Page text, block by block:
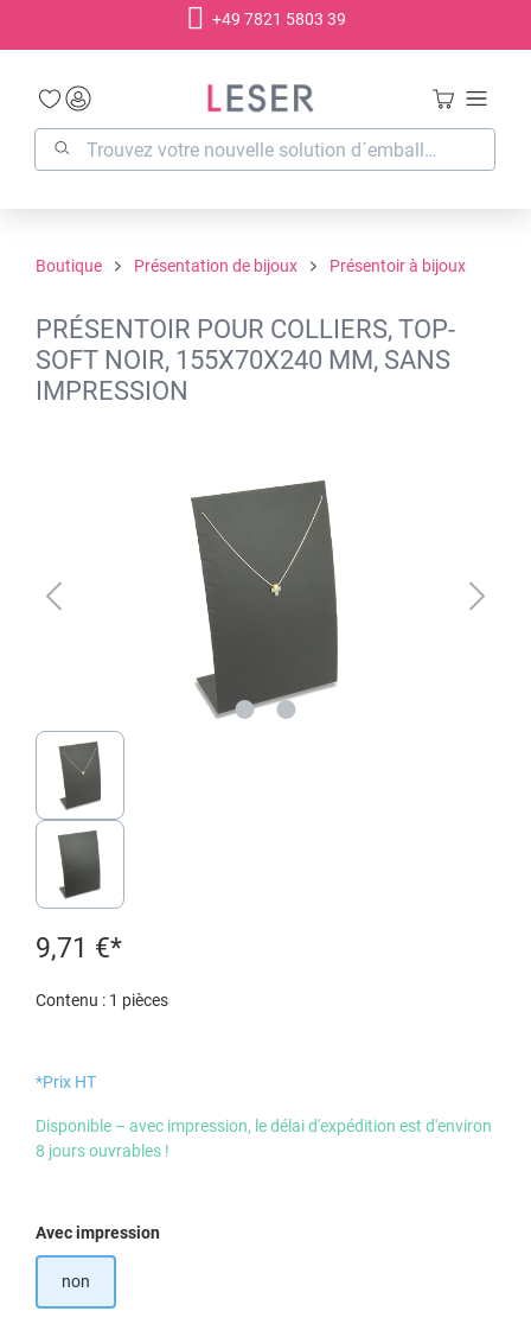
+49 7821 5803 39
Boutique Présentation de bijoux Présentoir à bijoux
PRÉSENTOIR POUR COLLIERS, TOP-
SOFT NOIR, 155X70X240 MM, SANS
IMPRESSION
9,71 €*
Contenu : 1 pièces
*Prix HT
Disponible – avec impression, le délai d'expédition est d'environ
8 jours ouvrables !
Sélectionnez
Avec impression
non